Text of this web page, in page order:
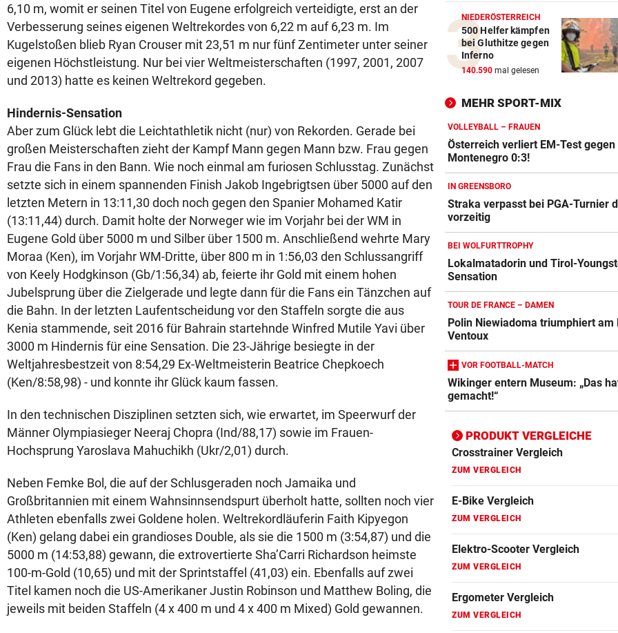
6,10 m, womit er seinen Titel von Eugene erfolgreich verteidigte, erst an der
Verbesserung seines eigenen Weltrekordes von 6,22 m auf 6,23 m. Im
Kugelstoßen blieb Ryan Crouser mit 23,51 m nur fünf Zentimeter unter seiner
eigenen Höchstleistung. Nur bei vier Weltmeisterschaften (1997, 2001, 2007
und 2013) hatte es keinen Weltrekord gegeben.
Hindernis-Sensation
Aber zum Glück lebt die Leichtathletik nicht (nur) von Rekorden. Gerade bei
großen Meisterschaften zieht der Kampf Mann gegen Mann bzw. Frau gegen
Frau die Fans in den Bann. Wie noch einmal am furiosen Schlusstag. Zunächst
setzte sich in einem spannenden Finish Jakob Ingebrigtsen über 5000 auf den
letzten Metern in 13:11,30 doch noch gegen den Spanier Mohamed Katir
(13:11,44) durch. Damit holte der Norweger wie im Vorjahr bei der WM in
Eugene Gold über 5000 m und Silber über 1500 m. Anschließend wehrte Mary
Moraa (Ken), im Vorjahr WM-Dritte, über 800 m in 1:56,03 den Schlussangriff
von Keely Hodgkinson (Gb/1:56,34) ab, feierte ihr Gold mit einem hohen
Jubelsprung über die Zielgerade und legte dann für die Fans ein Tänzchen auf
die Bahn. In der letzten Laufentscheidung vor den Staffeln sorgte die aus
Kenia stammende, seit 2016 für Bahrain startehnde Winfred Mutile Yavi über
3000 m Hindernis für eine Sensation. Die 23-Jährige besiegte in der
Weltjahresbestzeit von 8:54,29 Ex-Weltmeisterin Beatrice Chepkoech
(Ken/8:58,98) - und konnte ihr Glück kaum fassen.
In den technischen Disziplinen setzten sich, wie erwartet, im Speerwurf der
Männer Olympiasieger Neeraj Chopra (Ind/88,17) sowie im Frauen-
Hochsprung Yaroslava Mahuchikh (Ukr/2,01) durch.
Neben Femke Bol, die auf der Schlusgeraden noch Jamaika und
Großbritannien mit einem Wahnsinnsendspurt überholt hatte, sollten noch vier
Athleten ebenfalls zwei Goldene holen. Weltrekordläuferin Faith Kipyegon
(Ken) gelang dabei ein grandioses Double, als sie die 1500 m (3:54,87) und die
5000 m (14:53,88) gewann, die extrovertierte Sha’Carri Richardson heimste
100-m-Gold (10,65) und mit der Sprintstaffel (41,03) ein. Ebenfalls auf zwei
Titel kamen noch die US-Amerikaner Justin Robinson und Matthew Boling, die
jeweils mit beiden Staffeln (4 x 400 m und 4 x 400 m Mixed) Gold gewannen.
NIEDERÖSTERREICH
500 Helfer kämpfen
bei Gluthitze gegen
Inferno
140.590 mal gelesen
MEHR SPORT-MIX
VOLLEYBALL – FRAUEN
Österreich verliert EM-Test gegen
Montenegro 0:3!
IN GREENSBORO
Straka verpasst bei PGA-Turnier
vorzeitig
BEI WOLFURTTROPHY
Lokalmatadorin und Tirol-
Sensation
TOUR DE FRANCE – DAMEN
Polin Niewiadoma triumphiert am
Ventoux
VOR FOOTBALL-MATCH
Wikinger entern Museum: „Das
gemacht!“
PRODUKT VERGLEICHE
Action-Cam Vergleich
Crosstrainer Vergleich
E-Bike Vergleich
ZUM VERGLEICH
Elektro-Scooter Vergleich
ZUM VERGLEICH
Ergometer Vergleich
ZUM VERGLEICH
Fahrrad Test
Fahrradanhänger Vergleich
Faszienrolle Vergleich
Hoverboard Vergleich